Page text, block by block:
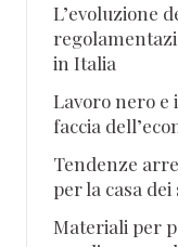
L’evoluzione
in Italia
Lavoro nero
faccia
Tendenze
per la casa dei
Materiali per